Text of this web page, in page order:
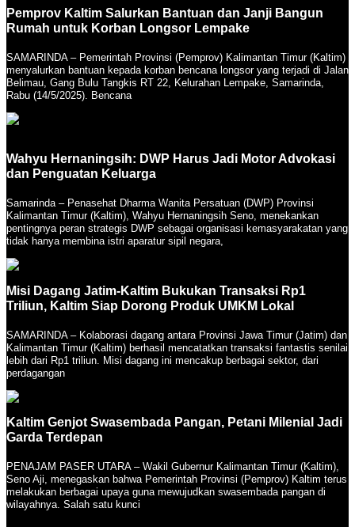
Pemprov Kaltim Salurkan Bantuan dan Janji Bangun
Rumah untuk Korban Longsor Lempake
SAMARINDA – Pemerintah Provinsi (Pemprov) Kalimantan Timur (Kaltim)
menyalurkan bantuan kepada korban bencana longsor yang terjadi di Jalan
Belimau, Gang Bulu Tangkis RT 22, Kelurahan Lempake, Samarinda,
Rabu (14/5/2025). Bencana
Wahyu Hernaningsih: DWP Harus Jadi Motor Advokasi
dan Penguatan Keluarga
Samarinda – Penasehat Dharma Wanita Persatuan (DWP) Provinsi
Kalimantan Timur (Kaltim), Wahyu Hernaningsih Seno, menekankan
pentingnya peran strategis DWP sebagai organisasi kemasyarakatan yang
tidak hanya membina istri aparatur sipil negara,
Misi Dagang Jatim-Kaltim Bukukan Transaksi Rp1
Triliun, Kaltim Siap Dorong Produk UMKM Lokal
SAMARINDA – Kolaborasi dagang antara Provinsi Jawa Timur (Jatim) dan
Kalimantan Timur (Kaltim) berhasil mencatatkan transaksi fantastis senilai
lebih dari Rp1 triliun. Misi dagang ini mencakup berbagai sektor, dari
perdagangan
Kaltim Genjot Swasembada Pangan, Petani Milenial Jadi
Garda Terdepan
PENAJAM PASER UTARA – Wakil Gubernur Kalimantan Timur (Kaltim),
Seno Aji, menegaskan bahwa Pemerintah Provinsi (Pemprov) Kaltim terus
melakukan berbagai upaya guna mewujudkan swasembada pangan di
wilayahnya. Salah satu kunci